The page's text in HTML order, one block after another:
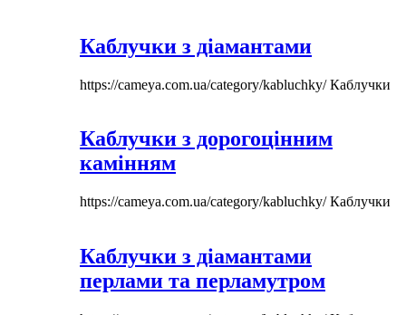
Каблучки з діамантами
https://cameya.com.ua/category/kabluchky/Каблучки
Каблучки з дорогоцінним
камінням
https://cameya.com.ua/category/kabluchky/Каблучки
Каблучки з діамантами
перлами та перламутром